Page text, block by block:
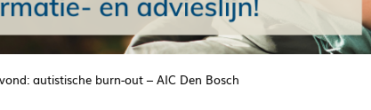
autistische burn-out – AIC Den Bosch